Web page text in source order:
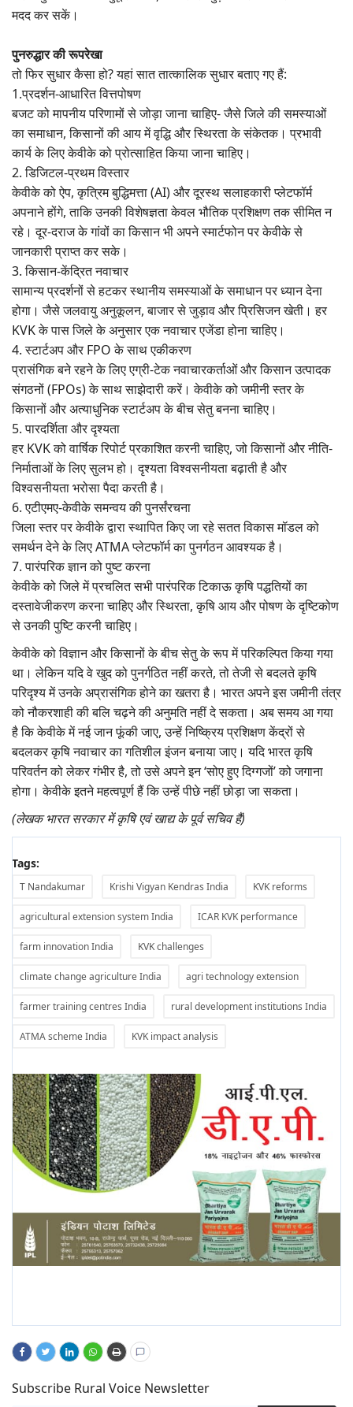
मदद कर सकें।
पुनरुद्धार की रूपरेखा
तो फिर सुधार कैसा हो? यहां सात तात्कालिक सुधार बताए गए हैं:
1.प्रदर्शन-आधारित वित्तपोषण
बजट को मापनीय परिणामों से जोड़ा जाना चाहिए- जैसे जिले की समस्याओं
का समाधान, किसानों की आय में वृद्धि और स्थिरता के संकेतक। प्रभावी
कार्य के लिए केवीके को प्रोत्साहित किया जाना चाहिए।
2. डिजिटल-प्रथम विस्तार
केवीके को ऐप, कृत्रिम बुद्धिमत्ता (AI) और दूरस्थ सलाहकारी प्लेटफॉर्म
अपनाने होंगे, ताकि उनकी विशेषज्ञता केवल भौतिक प्रशिक्षण तक सीमित न
रहे। दूर-दराज के गांवों का किसान भी अपने स्मार्टफोन पर केवीके से
जानकारी प्राप्त कर सके।
3. किसान-केंद्रित नवाचार
सामान्य प्रदर्शनों से हटकर स्थानीय समस्याओं के समाधान पर ध्यान देना
होगा। जैसे जलवायु अनुकूलन, बाजार से जुड़ाव और प्रिसिजन खेती। हर
KVK के पास जिले के अनुसार एक नवाचार एजेंडा होना चाहिए।
4. स्टार्टअप और FPO के साथ एकीकरण
प्रासंगिक बने रहने के लिए एग्री-टेक नवाचारकर्ताओं और किसान उत्पादक
संगठनों (FPOs) के साथ साझेदारी करें। केवीके को जमीनी स्तर के
किसानों और अत्याधुनिक स्टार्टअप के बीच सेतु बनना चाहिए।
5. पारदर्शिता और दृश्यता
हर KVK को वार्षिक रिपोर्ट प्रकाशित करनी चाहिए, जो किसानों और नीति-
निर्माताओं के लिए सुलभ हो। दृश्यता विश्वसनीयता बढ़ाती है और
विश्वसनीयता भरोसा पैदा करती है।
6. एटीएमए-केवीके समन्वय की पुनर्संरचना
जिला स्तर पर केवीके द्वारा स्थापित किए जा रहे सतत विकास मॉडल को
समर्थन देने के लिए ATMA प्लेटफॉर्म का पुनर्गठन आवश्यक है।
7. पारंपरिक ज्ञान को पुष्ट करना
केवीके को जिले में प्रचलित सभी पारंपरिक टिकाऊ कृषि पद्धतियों का
दस्तावेजीकरण करना चाहिए और स्थिरता, कृषि आय और पोषण के दृष्टिकोण
से उनकी पुष्टि करनी चाहिए।
केवीके को विज्ञान और किसानों के बीच सेतु के रूप में परिकल्पित किया गया
था। लेकिन यदि वे खुद को पुनर्गठित नहीं करते, तो तेजी से बदलते कृषि
परिदृश्य में उनके अप्रासंगिक होने का खतरा है। भारत अपने इस जमीनी तंत्र
को नौकरशाही की बलि चढ़ने की अनुमति नहीं दे सकता। अब समय आ गया
है कि केवीके में नई जान फूंकी जाए, उन्हें निष्क्रिय प्रशिक्षण केंद्रों से
बदलकर कृषि नवाचार का गतिशील इंजन बनाया जाए। यदि भारत कृषि
परिवर्तन को लेकर गंभीर है, तो उसे अपने इन ‘सोए हुए दिग्गजों’ को जगाना
होगा। केवीके इतने महत्वपूर्ण हैं कि उन्हें पीछे नहीं छोड़ा जा सकता।
(लेखक भारत सरकार में कृषि एवं खाद्य के पूर्व सचिव हैं)
Tags:
T Nandakumar Krishi Vigyan Kendras India KVK reforms
agricultural extension system India ICAR KVK performance
farm innovation India KVK challenges
climate change agriculture India agri technology extension
farmer training centres India rural development institutions India
ATMA scheme India KVK impact analysis
Subscribe Rural Voice Newsletter